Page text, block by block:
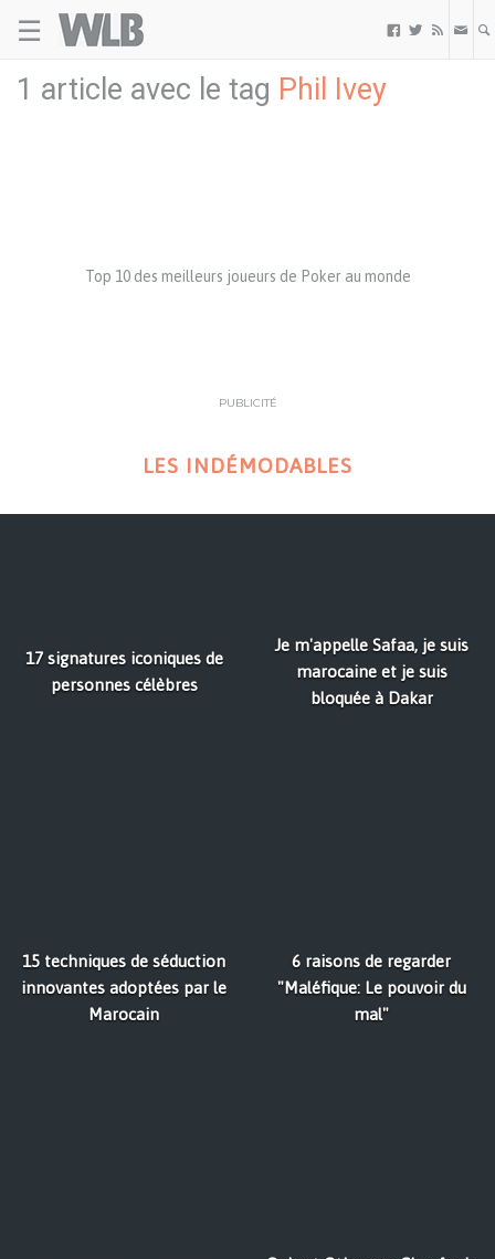
☰   
1 article avec le tag Phil Ivey
Top 10 des meilleurs joueurs de Poker au monde
PUBLICITÉ
LES INDÉMODABLES
17 signatures iconiques de
personnes célèbres
Je m'appelle Safaa, je suis
marocaine et je suis
bloquée à Dakar
15 techniques de séduction
innovantes adoptées par le
Marocain
6 raisons de regarder
"Maléfique: Le pouvoir du
mal"